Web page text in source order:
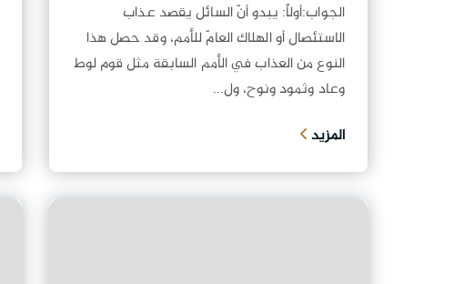
الجواب:أولاً: يبدو أنّ السائل يقصد عذاب
الاستئصال أو الهلاك العامّ للأمم، وقد حصل هذا
النوع من العذاب في الأمم السابقة مثل قوم لوط
وعاد وثمود ونوح، ول...
المزيد